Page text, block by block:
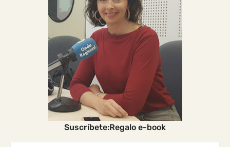
Suscríbete:Regalo e-book